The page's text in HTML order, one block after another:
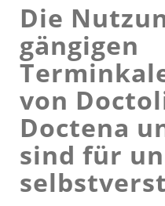
Die
gängigen
von
Doctena
sind für